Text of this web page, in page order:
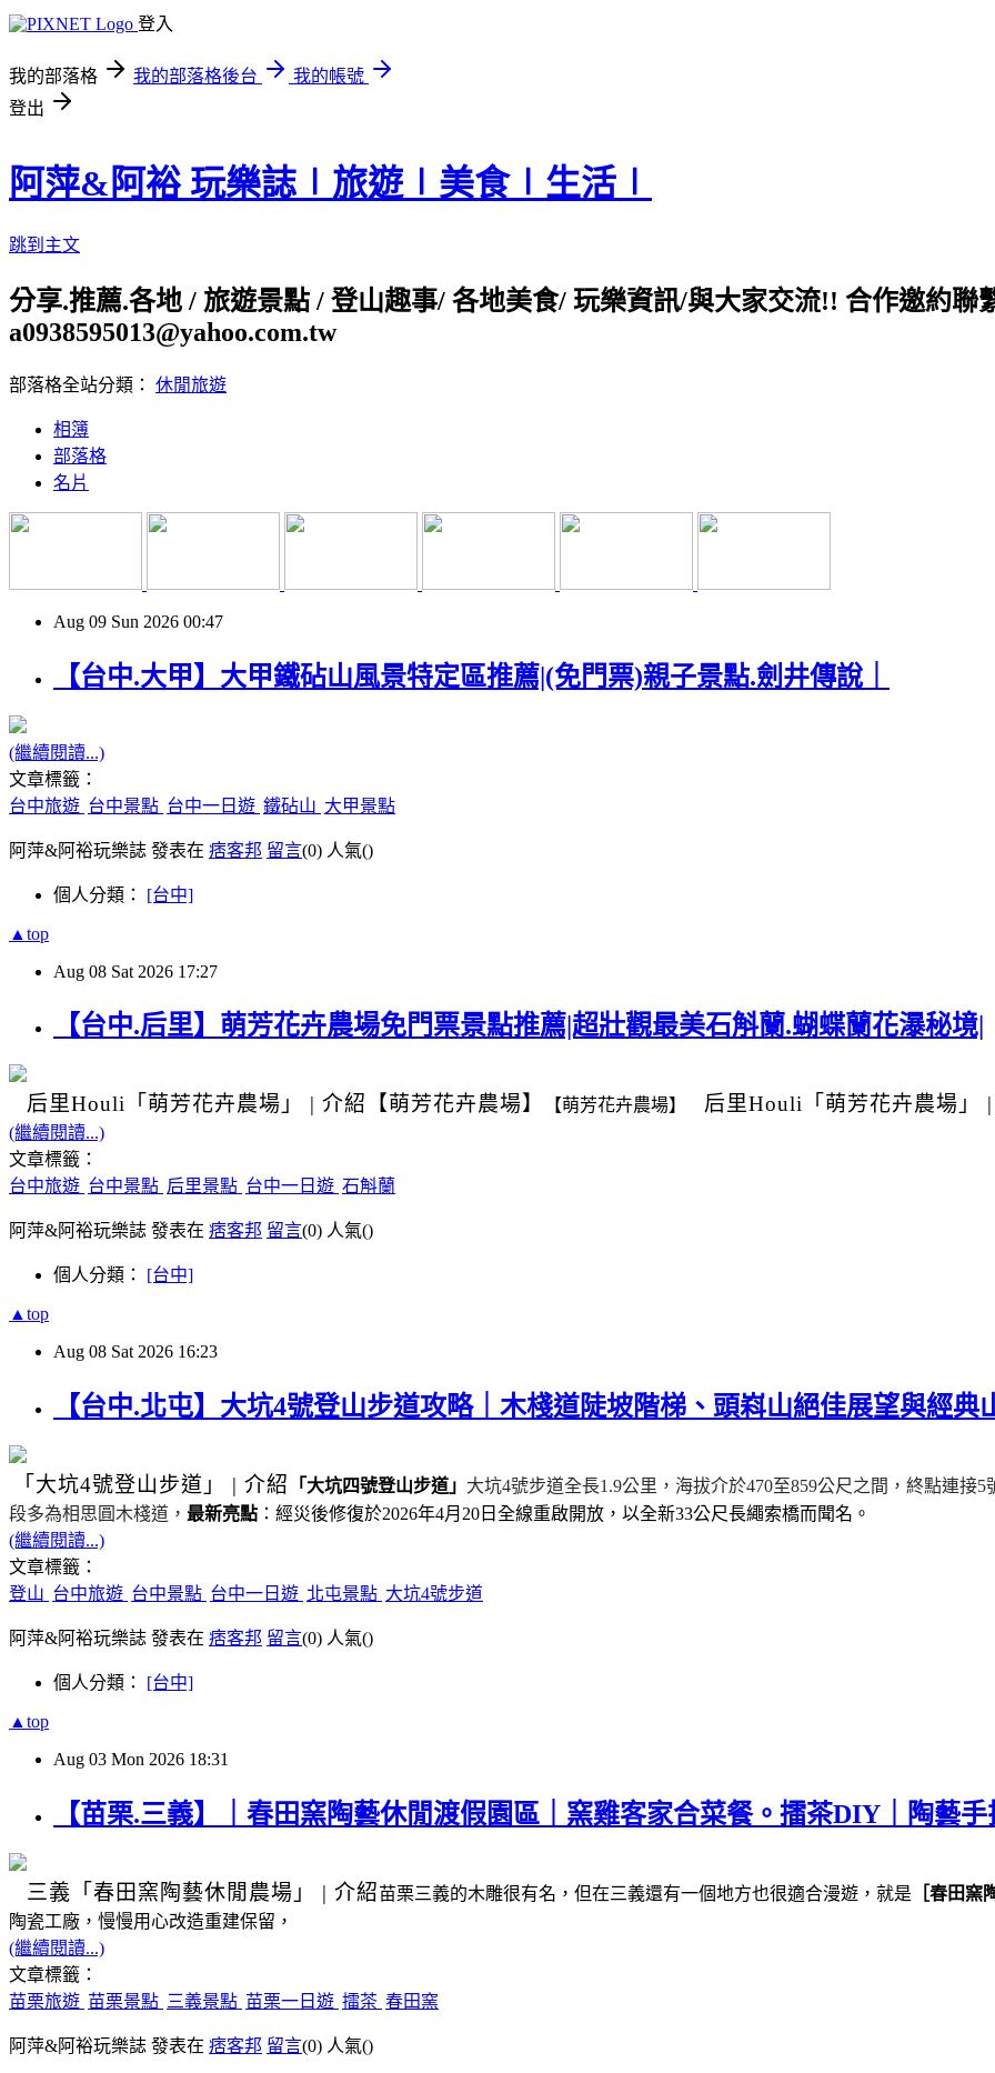
登入
我的部落格 我的部落格後台
我的帳號
登出
阿萍&阿裕 玩樂誌∣旅遊∣美食∣生活∣
跳到主文
分享.推薦.各地 / 旅遊景點 / 登山趣事/ 各地美食/ 玩樂資訊/與大家交流!! 合作邀約聯
a0938595013@yahoo.com.tw
部落格全站分類： 休閒旅遊
相簿
部落格
名片
Aug 09 Sun 2026 00:47
【台中.大甲】大甲鐵砧山風景特定區推薦|(免門票)親子景點.劍井傳說｜
(繼續閱讀...)
文章標籤：
台中旅遊 台中景點 台中一日遊 鐵砧山 大甲景點
阿萍&阿裕玩樂誌 發表在 痞客邦 留言(0) 人氣()
個人分類： [台中]
▲top
Aug 08 Sat 2026 17:27
【台中.后里】萌芳花卉農場免門票景點推薦|超壯觀最美石斛蘭.蝴蝶蘭花瀑秘境|
后里Houli 「萌芳花卉農場」 | 介紹 【萌芳花卉農場】 【萌芳花卉農場】 后里Houli 「萌芳花卉農場」
(繼續閱讀...)
文章標籤：
台中旅遊 台中景點 后里景點 台中一日遊 石斛蘭
阿萍&阿裕玩樂誌 發表在 痞客邦 留言(0) 人氣()
個人分類： [台中]
▲top
Aug 08 Sat 2026 16:23
【台中.北屯】大坑4號登山步道攻略｜木棧道陡坡階梯、頭嵙山絕佳展望與經典
「大坑4號登山步道」 | 介紹 「大坑四號登山步道」 大坑4號步道全長1.9公里，海拔介於470至859公尺之間， 終點連接5
段多為相思圓木棧道， 最新亮點 ：經災後修復於2026年4月 20 日全線重啟開放， 以全新33公尺長繩索橋而聞名。
(繼續閱讀...)
文章標籤：
登山 台中旅遊 台中景點 台中一日遊 北屯景點 大坑4號步道
阿萍&阿裕玩樂誌 發表在 痞客邦 留言(0) 人氣()
個人分類： [台中]
▲top
Aug 03 Mon 2026 18:31
【苗栗.三義】｜春田窯陶藝休閒渡假園區｜窯雞客家合菜餐。擂茶DIY｜陶藝
三義 「春田窯陶藝休閒農場」 | 介紹苗栗三義的木雕很有名，但在三義還有一個地方也很適合漫遊，就是 ［春田窯
陶瓷工廠，慢慢用心改造重建保留，
(繼續閱讀...)
文章標籤：
苗栗旅遊 苗栗景點 三義景點 苗栗一日遊 擂茶 春田窯
阿萍&阿裕玩樂誌 發表在 痞客邦 留言(0) 人氣()